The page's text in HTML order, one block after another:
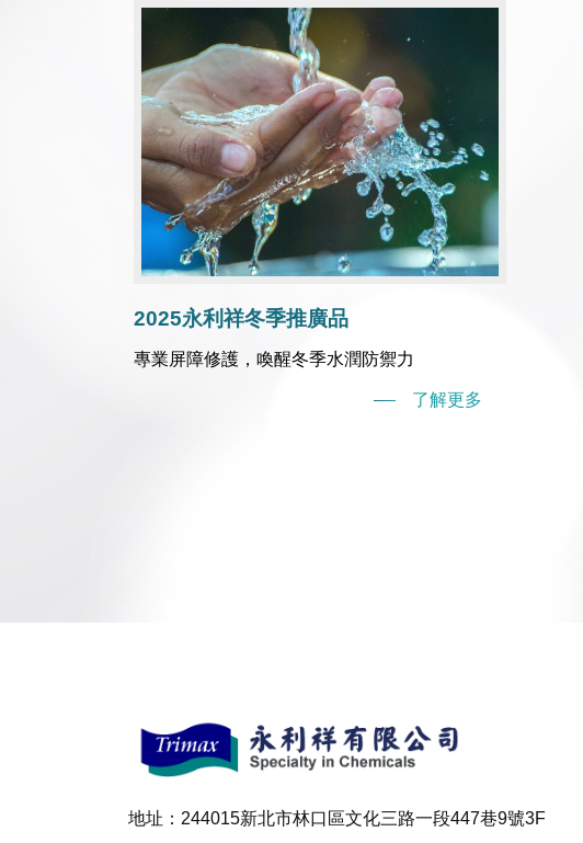
2025永利祥冬季推廣品
專業屏障修護，喚醒冬季水潤防禦力
了解更多
地址：244015新北市林口區文化三路一段447巷9號3F